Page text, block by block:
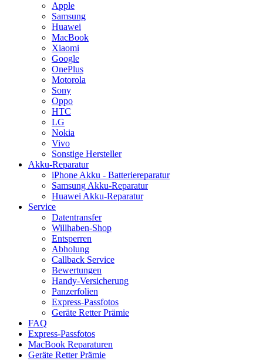
Apple
Samsung
Huawei
MacBook
Xiaomi
Google
OnePlus
Motorola
Sony
Oppo
HTC
LG
Nokia
Vivo
Sonstige Hersteller
Akku-Reparatur
iPhone Akku - Batteriereparatur
Samsung Akku-Reparatur
Huawei Akku-Reparatur
Service
Datentransfer
Willhaben-Shop
Entsperren
Abholung
Callback Service
Bewertungen
Handy-Versicherung
Panzerfolien
Express-Passfotos
Geräte Retter Prämie
FAQ
Express-Passfotos
MacBook Reparaturen
Geräte Retter Prämie